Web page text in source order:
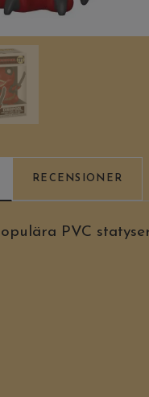
RECENSIONER
PVC